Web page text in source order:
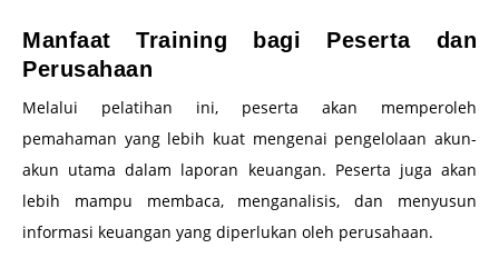
Manfaat Training bagi Peserta dan
Perusahaan
Melalui pelatihan ini, peserta akan memperoleh
pemahaman yang lebih kuat mengenai pengelolaan akun-
akun utama dalam laporan keuangan. Peserta juga akan
lebih mampu membaca, menganalisis, dan menyusun
informasi keuangan yang diperlukan oleh perusahaan.